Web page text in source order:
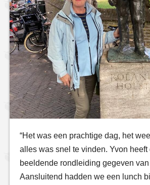
“Het was een prachtige dag, het
alles was snel te vinden. Yvon
beeldende rondleiding gegeven
Aansluitend hadden we een lunch